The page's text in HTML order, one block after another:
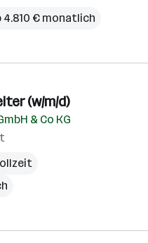
4.810 € monatlich
(w/m/d)
& Co KG